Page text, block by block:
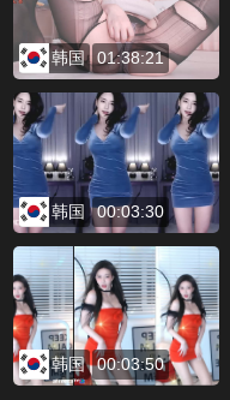
韩国 01:38:21
韩国 00:03:30
韩国 00:03:50